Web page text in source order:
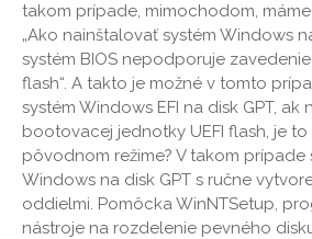
takom prípade, mimochodom,
„Ako nainštalovať systém Windows
systém BIOS nepodporuje
flash“. A takto je možné v tomto
systém Windows EFI na disk GPT, ak
bootovacej jednotky UEFI flash, je
pôvodnom režime? V takom prípade
Windows na disk GPT s ručne
oddielmi. Pomôcka WinNTSetup,
nástroje na rozdelenie pevného